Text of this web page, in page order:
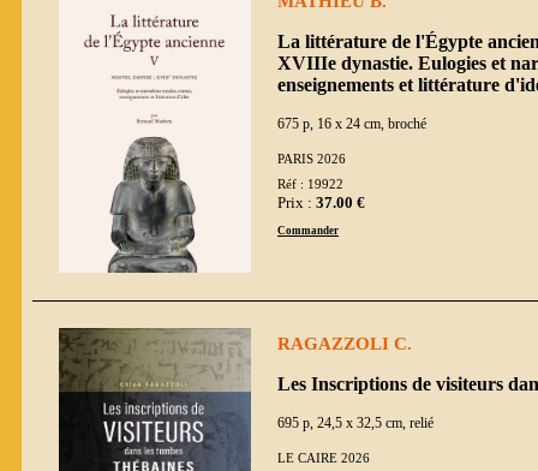
La littérature de l'Égypte
XVIIIe dynastie. Eulogies et
enseignements et littérature
675 p, 16 x 24 cm, broché
PARIS 2026
Réf : 19922
Prix : 37.00 €
Commander
RAGAZZOLI C.
Les Inscriptions de visiteurs
695 p, 24,5 x 32,5 cm, relié
LE CAIRE 2026